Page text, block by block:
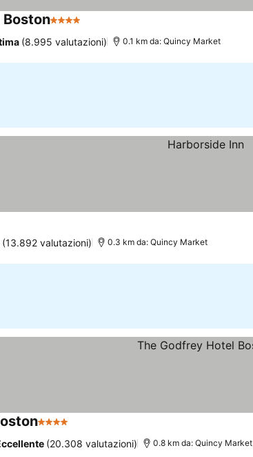
Boston4 Stelle
(8.995 valutazioni) 0.1 km da: Quincy Market
(13.892 valutazioni) 0.3 km da: Quincy Market
4 Stelle
(20.308 valutazioni) 0.8 km da: Quincy Market